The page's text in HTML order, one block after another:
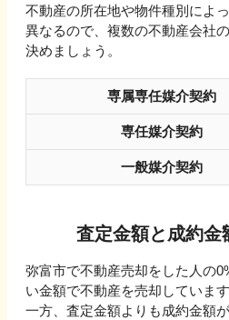
不動産の所在地や物件種別によ
異なるので、複数の不動産会社
決めましょう。
専属専任媒介契約
専任媒介契約
一般媒介契約
査定金額と成約金
弥富市で不動産売却をした人の0
い金額で不動産を売却しています
一方、査定金額よりも成約金額